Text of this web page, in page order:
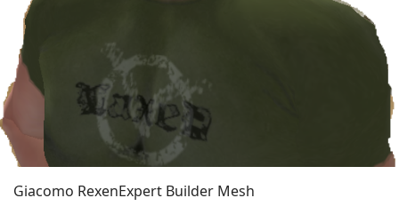
Giacomo RexenExpert Builder Mesh